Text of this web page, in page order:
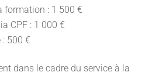
formation : 1 500 €
CPF : 1 000 €
: 500 €
dans le cadre du service à la